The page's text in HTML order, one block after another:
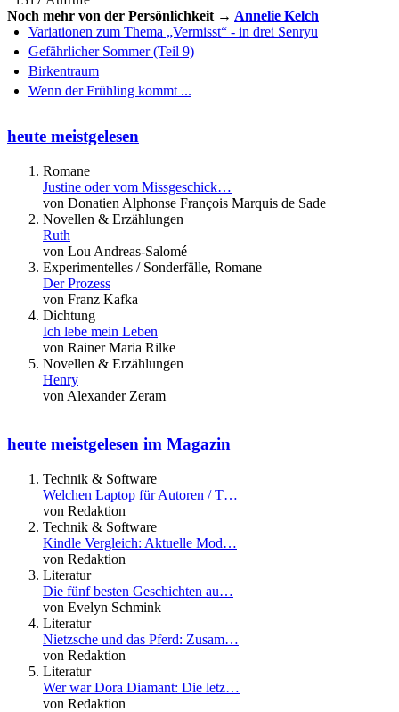
Noch mehr von der Persönlichkeit → Annelie Kelch
Variationen zum Thema „Vermisst“ - in drei Senryu
Gefährlicher Sommer (Teil 9)
Birkentraum
Wenn der Frühling kommt ...
heute meistgelesen
Romane
Justine oder vom Missgeschick…
von Donatien Alphonse François Marquis de Sade
Novellen & Erzählungen
Ruth
von Lou Andreas-Salomé
Experimentelles / Sonderfälle, Romane
Der Prozess
von Franz Kafka
Dichtung
Ich lebe mein Leben
von Rainer Maria Rilke
Novellen & Erzählungen
Henry
von Alexander Zeram
heute meistgelesen im Magazin
Technik & Software
Welchen Laptop für Autoren / T…
von Redaktion
Technik & Software
Kindle Vergleich: Aktuelle Mod…
von Redaktion
Literatur
Die fünf besten Geschichten au…
von Evelyn Schmink
Literatur
Nietzsche und das Pferd: Zusam…
von Redaktion
Literatur
Wer war Dora Diamant: Die letz…
von Redaktion